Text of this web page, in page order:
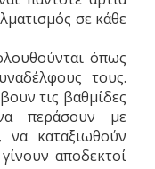
σε κάθε
όπως
τους.
τις βαθμίδες
περάσουν με
να καταξιωθούν
αποδεκτοί